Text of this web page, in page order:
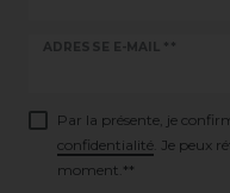
ADRESSE E-MAIL **
Par la présente, je
confidentialité . Je peux
moment.**